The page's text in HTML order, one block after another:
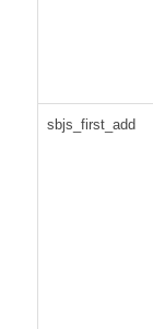
sbjs_first_add